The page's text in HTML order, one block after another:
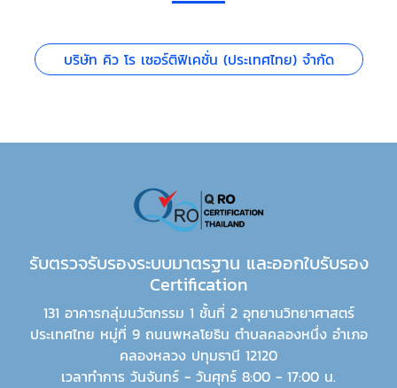
บริษัท คิว โร เซอร์ติฟิเคชั่น (ประเทศไทย) จำกัด
รับตรวจรับรองระบบมาตรฐาน และออกใบรับรอง
Certification
131 อาคารกลุ่มนวัตกรรม 1 ชั้นที่ 2 อุทยานวิทยาศาสตร์
ประเทศไทย หมู่ที่ 9 ถนนพหลโยธิน ตำบลคลองหนึ่ง อำเภอ
คลองหลวง ปทุมธานี 12120
เวลาทำการ วันจันทร์ - วันศุกร์ 8:00 - 17:00 น.